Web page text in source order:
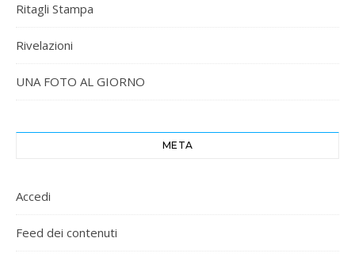
Ritagli Stampa
Rivelazioni
UNA FOTO AL GIORNO
META
Accedi
Feed dei contenuti